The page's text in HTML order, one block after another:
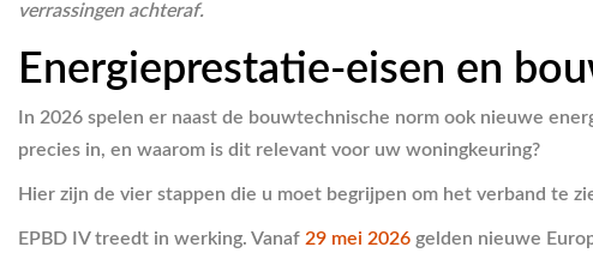
verrassingen achteraf.
Energieprestatie-eisen en
In 2026 spelen er naast de bouwtechnische norm ook nieuwe
precies in, en waarom is dit relevant voor uw woningkeuring?
Hier zijn de vier stappen die u moet begrijpen om het verband te
EPBD IV treedt in werking. Vanaf 29 mei 2026 gelden nieuwe